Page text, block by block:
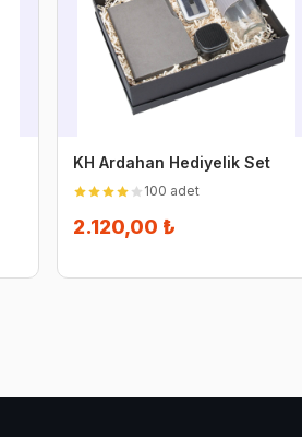
KH Ardahan Hediyelik Set
100 adet
2.120,00 ₺